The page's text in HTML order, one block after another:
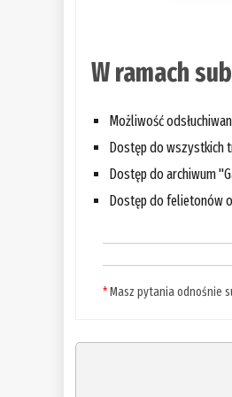
W ramach
Możliwość
Dostęp do wszystkich
Dostęp do archiwum
Dostęp do felietonów
*Masz pytania odnośnie